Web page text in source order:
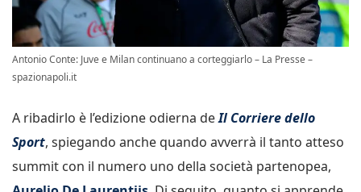
Antonio Conte: Juve e Milan continuano a corteggiarlo – La Presse –
spazionapoli.it
A ribadirlo è l’edizione odierna deIl Corriere dello
Sport, spiegando anche quando avverrà il tanto atteso
summit con il numero uno della società partenopea,